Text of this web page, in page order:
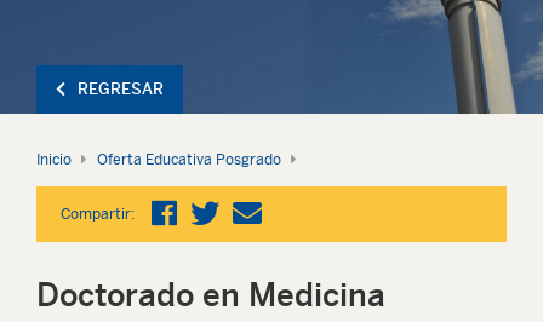
REGRESAR
Inicio Oferta Educativa Posgrado
Compartir:
Doctorado en Medicina